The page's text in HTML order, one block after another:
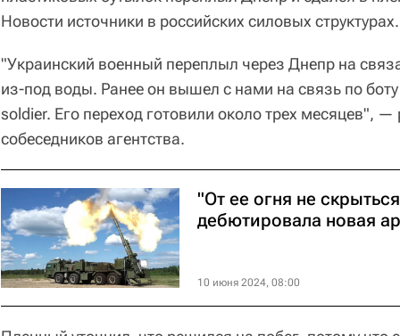
Новости источники в российских силовых структурах.
"Украинский военный переплыл через Днепр на
из-под воды. Ранее он вышел с нами на связь по
soldier. Его переход готовили около трех месяцев", —
собеседников агентства.
"От ее огня не
дебютировала новая
10 июня 2024, 08:00